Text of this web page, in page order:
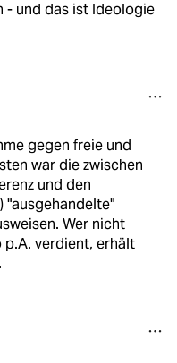
- und das ist Ideologie
gegen freie und
war die zwischen
und den
"ausgehandelte"
Wer nicht
p.A. verdient, erhält